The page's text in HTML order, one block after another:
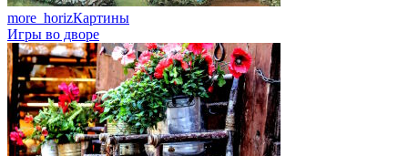
more_horizКартины
Игры во дворе